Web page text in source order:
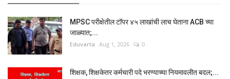
MPSC परीक्षेतील टॉपर ४५ लाखांची लाच घेताना ACB च्या
जाळ्यात;...
Eduvarta Aug 1, 2026 0
शिक्षक, शिक्षकेतर कर्मचारी पदे भरण्याच्या नियमावलीत बदल;...